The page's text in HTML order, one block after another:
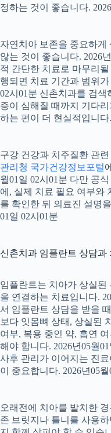
정하는 것이 좋습니다.
자연치아 보존을 중요하게
않는 것이 좋습니다. 2026
적 간단한 치료로 마무리
행되면 치료 기간과 범위
02시01분 신촌치과를 검
증이 심해질 때까지 기다
하는 편이 더 현실적입니다
구강 건강과 치주질환 관
관리청 국가건강정보포털
월01일 02시01분 다만 공
에, 실제 치료 필요 여부와
를 확인한 뒤 의료진 설명
01일 02시01분
신촌치과 임플란트 상담과
임플란트는 치아가 상실된
을 연결하는 치료입니다.
서 임플란트 상담을 받을
보다 잇몸뼈 상태, 상실된
여부, 복용 중인 약, 흡연
해야 합니다. 2026년05월
사후 관리가 이어지는 진
이 중요합니다. 2026년05
오래전에 치아를 발치한
존 브릿지나 틀니를 사용